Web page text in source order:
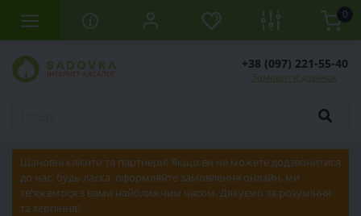
0
+38 (097) 221-55-40
Замовити дзвінок
Шановні клієнти та партнери! Якщо ви не можете додзвонитися
до нас, будь ласка, оформляйте замовлення онлайн, ми
зв'яжемося з вами найближчим часом. Дякуємо за розуміння
та терпіння!